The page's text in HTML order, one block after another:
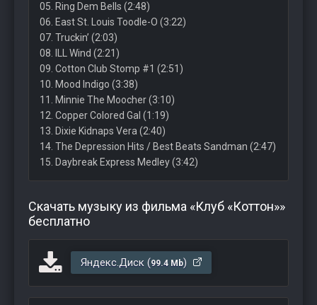
05. Ring Dem Bells (2:48)
06. East St. Louis Toodle-O (3:22)
07. Truckin’ (2:03)
08. ILL Wind (2:21)
09. Cotton Club Stomp #1 (2:51)
10. Mood Indigo (3:38)
11. Minnie The Moocher (3:10)
12. Copper Colored Gal (1:19)
13. Dixie Kidnaps Vera (2:40)
14. The Depression Hits / Best Beats Sandman (2:47)
15. Daybreak Express Medley (3:42)
Скачать музыку из фильма «Клуб «Коттон»»
бесплатно
Яндекс.Диск (99.4 Mb)